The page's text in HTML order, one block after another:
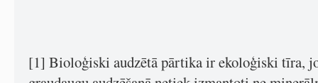
[1] Bioloģiski audzētā pārtika ir ekoloģiski tīra,